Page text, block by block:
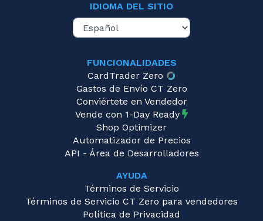
IDIOMA DEL SITIO
FUNCIONALIDADES
CardTrader Zero
Gastos de Envío CT Zero
Conviértete en Vendedor
Vende con 1-Day Ready
Shop Optimizer
Automatizador de Precios
API - Área de Desarrolladores
AYUDA
Términos de Servicio
Términos de Servicio CT Zero para vendedores
Política de Privacidad